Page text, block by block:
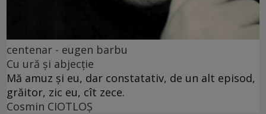
centenar - eugen barbu
Cu ură și abjecție
Mă amuz și eu, dar constatativ, de un alt episod,
grăitor, zic eu, cît zece.
Cosmin CIOTLOŞ